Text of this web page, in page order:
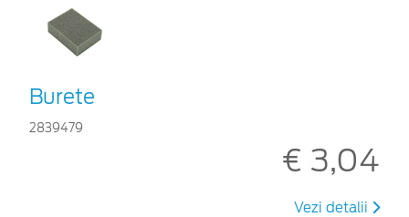
Burete
2839479
€ 3,04
Vezi detalii